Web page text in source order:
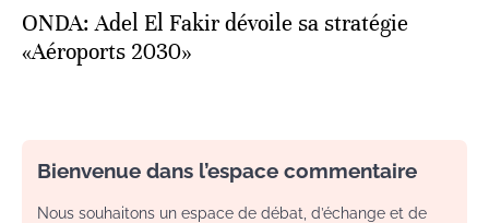
ONDA: Adel El Fakir dévoile sa stratégie
«Aéroports 2030»
Bienvenue dans l’espace commentaire
Nous souhaitons un espace de débat, d’échange et de